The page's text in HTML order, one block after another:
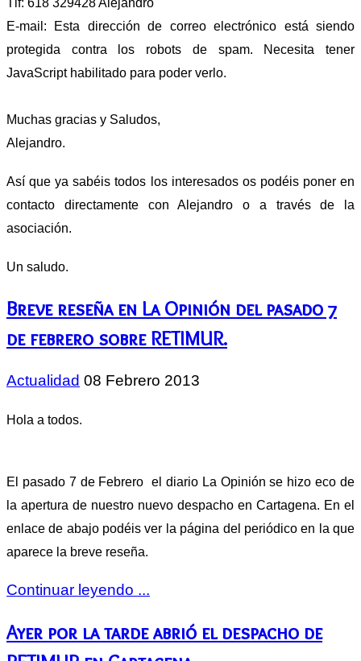
E-mail: Esta dirección de correo electrónico está siendo
protegida contra los robots de spam. Necesita tener
JavaScript habilitado para poder verlo.
Muchas gracias y Saludos,
Alejandro.
Así que ya sabéis todos los interesados os podéis poner en
contacto directamente con Alejandro o a través de la
asociación.
Un saludo.
Breve reseña en La Opinión del pasado 7
de febrero sobre RETIMUR.
Actualidad 08 Febrero 2013
Hola a todos.
El pasado 7 de Febrero el diario La Opinión se hizo eco de
la apertura de nuestro nuevo despacho en Cartagena. En el
enlace de abajo podéis ver la página del periódico en la que
aparece la breve reseña.
Continuar leyendo ...
Ayer por la tarde abrió el despacho de